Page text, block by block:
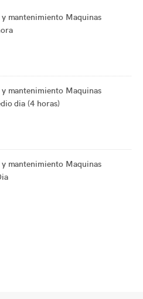
mantenimiento Maquinas
mantenimiento Maquinas
dia (4 horas)
mantenimiento Maquinas